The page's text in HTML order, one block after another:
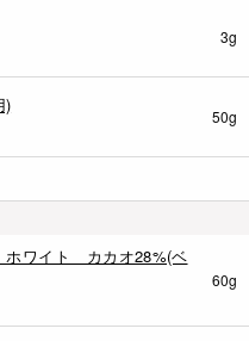
3g
)
50g
ワイト カカオ28%(ベ
60g